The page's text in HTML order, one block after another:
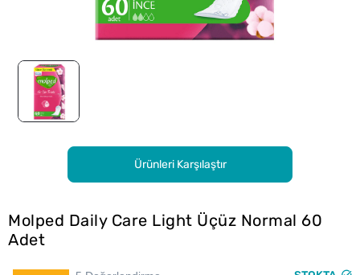
Ürünleri Karşılaştır
Molped Daily Care Light Üçüz Normal 60
Adet